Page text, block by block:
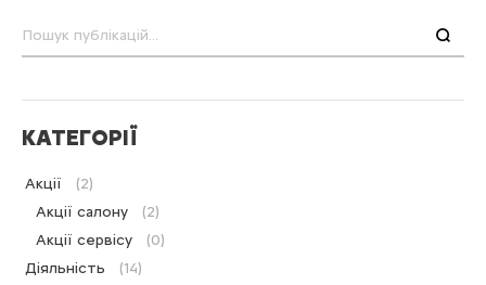
КАТЕГОРІЇ
Акції
(2)
Акції салону
(2)
Акції сервісу
(0)
Діяльність
(14)